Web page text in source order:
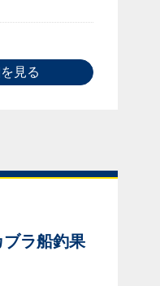
見る
ブラ船釣果